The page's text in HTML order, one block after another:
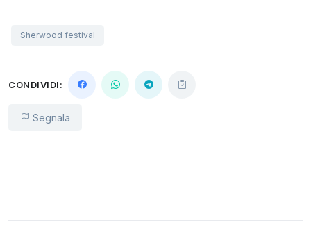
Sherwood festival
CONDIVIDI:
Segnala